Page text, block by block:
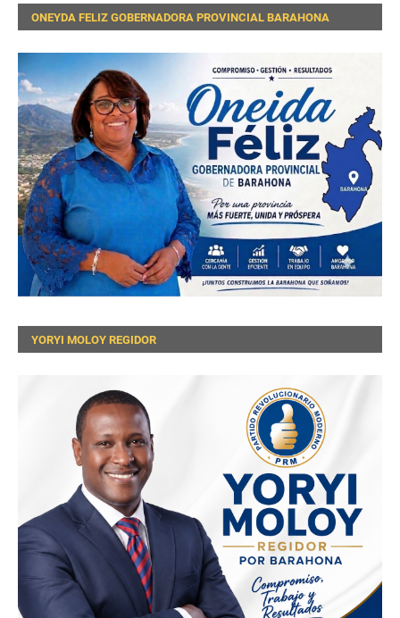
ONEYDA FELIZ GOBERNADORA PROVINCIAL BARAHONA
YORYI MOLOY REGIDOR